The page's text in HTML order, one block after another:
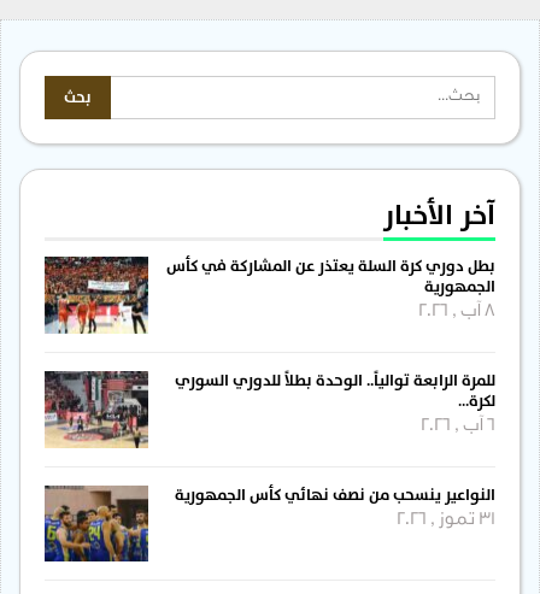
آخر الأخبار
بطل دوري كرة السلة يعتذر عن المشاركة في كأس
الجمهورية
للمرة الرابعة توالياً.. الوحدة بطلاً للدوري السوري
لكرة…
النواعير ينسحب من نصف نهائي كأس الجمهورية
31 تموز , 2026